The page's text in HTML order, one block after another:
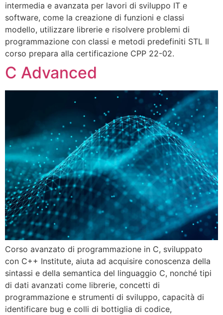
intermedia e avanzata per lavori di sviluppo IT e
software, come la creazione di funzioni e classi
modello, utilizzare librerie e risolvere problemi di
programmazione con classi e metodi predefiniti STL Il
corso prepara alla certificazione CPP 22-02.
C Advanced
Corso avanzato di programmazione in C, sviluppato
con C++ Institute, aiuta ad acquisire conoscenza della
sintassi e della semantica del linguaggio C, nonché tipi
di dati avanzati come librerie, concetti di
programmazione e strumenti di sviluppo, capacità di
identificare bug e colli di bottiglia di codice,